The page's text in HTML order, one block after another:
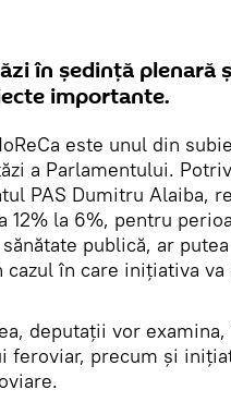
în ședință plenară
importante.
este unul din
a Parlamentului.
PAS Dumitru Alaiba,
12% la 6%, pentru
publică, ar
cazul în care inițiativa
deputații vor
feroviar, precum și